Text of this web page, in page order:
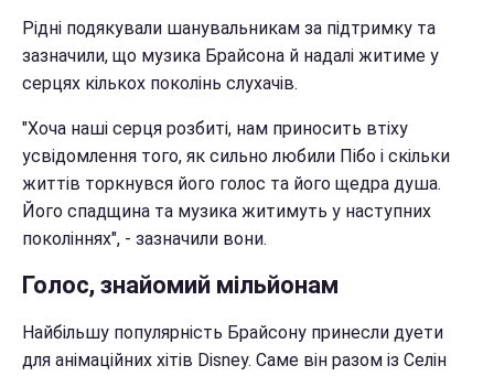
Рідні подякували шанувальникам за підтримку та
зазначили, що музика Брайсона й надалі житиме у
серцях кількох поколінь слухачів.
"Хоча наші серця розбиті, нам приносить втіху
усвідомлення того, як сильно любили Пібо і скільки
життів торкнувся його голос та його щедра душа.
Його спадщина та музика житимуть у наступних
поколіннях", - зазначили вони.
Голос, знайомий мільйонам
Найбільшу популярність Брайсону принесли дуети
для анімаційних хітів Disney. Саме він разом із Селін